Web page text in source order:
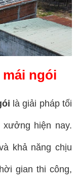
ngói
là giải pháp tối
hiện nay.
khả năng chịu
gian thi công,